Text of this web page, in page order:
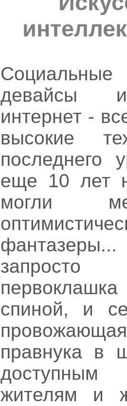
Социальные
девайсы и
интернет -
высокие
последнего
еще 10 лет
могли
запросто
спиной, и
правнука в
жителям и